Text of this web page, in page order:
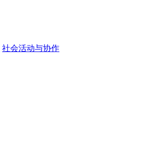
社会活动与协作